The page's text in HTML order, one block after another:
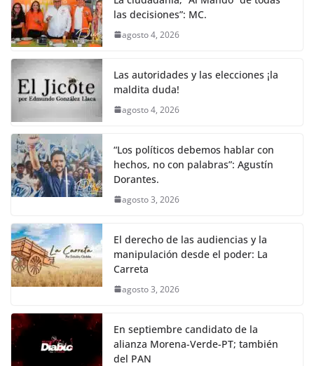
las decisiones”: MC.
agosto 4, 2026
Las autoridades y las elecciones ¡la
maldita duda!
agosto 4, 2026
“Los políticos debemos hablar con
hechos, no con palabras”: Agustín
Dorantes.
agosto 3, 2026
El derecho de las audiencias y la
manipulación desde el poder: La
Carreta
agosto 3, 2026
En septiembre candidato de la
alianza Morena-Verde-PT; también
del PAN